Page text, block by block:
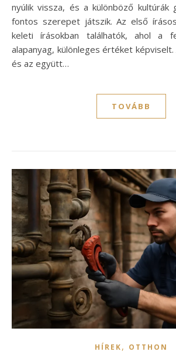
nyúlik vissza, és a különböző kultúrák
fontos szerepet játszik. Az első
keleti írásokban találhatók, ahol a
alapanyag, különleges értéket
és az együtt…
TOVÁBB
HÍREK, OTTHON